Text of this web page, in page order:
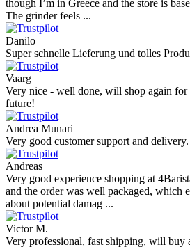
though I’m in Greece and the store is
The grinder feels ...
Danilo
Super schnelle Lieferung und tolles
Vaarg
Very nice - well done, will shop again for
future!
Andrea Munari
Very good customer support and delivery.
Andreas
Very good experience shopping at
and the order was well packaged, which
about potential damag ...
Victor M.
Very professional, fast shipping, will buy